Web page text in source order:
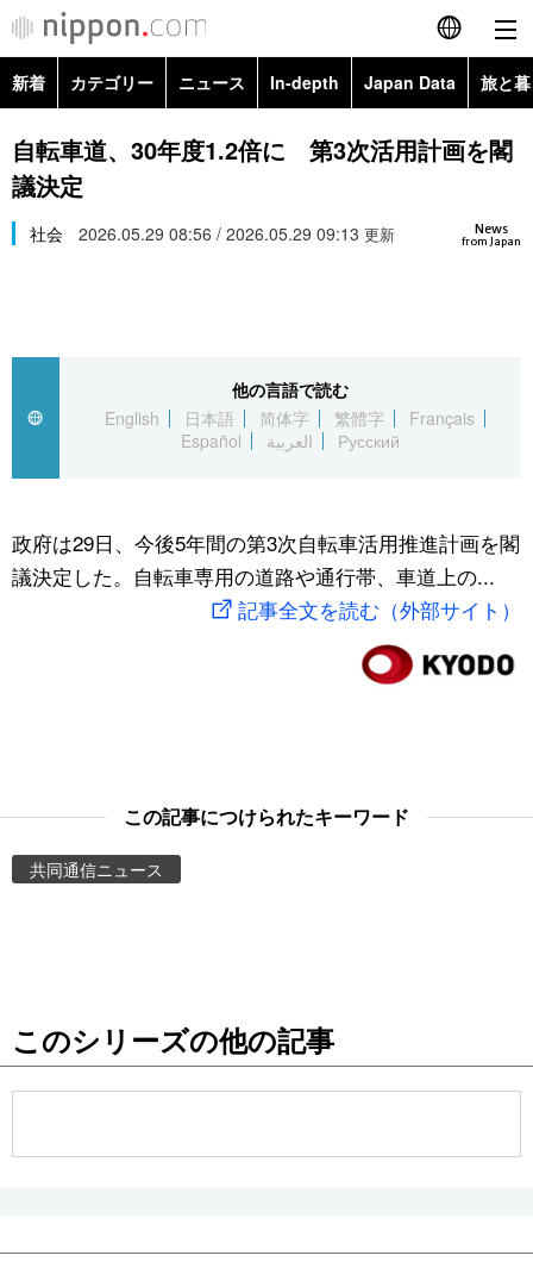
English
简体字
Русский
カテゴリー
経済・ビジネス
国際
文化
トップ
アーカイブ
In-depth
Japan Data
動画/Live
お知らせ
新着 カテゴリー ニュース In-depth Japan Data 旅と
政治・外交
経済・ビジネス
スポーツ・東京2020
Topics
自転車道、30年度1.2倍に 第3次活用計画を閣
議決定
News
from Japan
社会 2026.05.29 08:56 / 2026.05.29 09:13 更新
他の言語で読む
English
日本語 简体字 繁體字
Français
Español
العربية Русский
政府は29日、今後5年間の第3次自転車活用推進計画を閣
議決定した。自転車専用の道路や通行帯、車道上の...
記事全文を読む（外部サイト）
この記事につけられたキーワード
共同通信ニュース
このシリーズの他の記事